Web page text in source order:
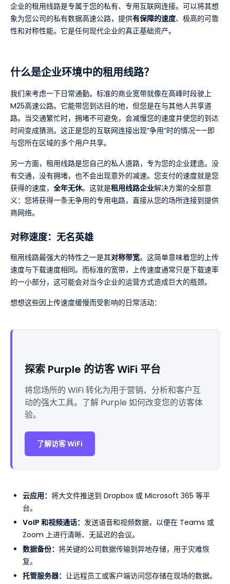
企业的租用线路是专属于您的私有、专用互联网连接。可以将其想
象为您公司的私有数据高速公路，提供有保障的速度、极高的可靠
性和对称性能。它是任何现代企业的真正基础资产。
什么是企业环境中的租用线路？
我们来考虑一下日常通勤。标准的商业宽带就像在高峰时段驶上
M25高速公路。它能带您到达目的地，但您是在与其他人共享道
路。当交通繁忙时，拥堵不可避免，会减慢您的速度并使您的到达
时间变成猜测。这正是您的互联网连接出现“争用”时的情况——即
与您所在区域的多个用户共享。
另一方面，租用线路是您自己的私人道路，专为您的企业建造。没
有交通，没有拥堵，也不会出现意外的减速。您支付的速度就是您
获得的速度， 全年无休。这就是租用线路企业解决方案的全部意
义：您将获得一条无争用的专用电路，直接从您的场所连接到提供
商网络。
对称速度：无名英雄
租用线路最强大的特性之一是其对称带宽。这简单意味着您的上传
速度与下载速度相同。而标准的宽带，上传速度通常只是下载速率
的一小部分，这可能会对当今企业的运营方式造成巨大的瓶颈。
想想这些因上传速度缓慢而受影响的日常活动：
探索 Purple 的访客 WiFi 平台
将您场所的 WiFi 转化为用于营销、分析和客户互
动的强大工具。了解 Purple 如何改变您的访客体
验。
了解访客 WiFi
云应用： 将大文件推送到 Dropbox 或 Microsoft 365 等平
台。
VoIP 和视频通话： 发送语音和视频数据，以便在 Teams 或
Zoom 上进行清晰、无延迟的会议。
数据备份： 将关键的公司数据传输到异地存储，用于灾难恢
复。
托管服务器： 让远程员工或客户端访问您存储在现场的数据。